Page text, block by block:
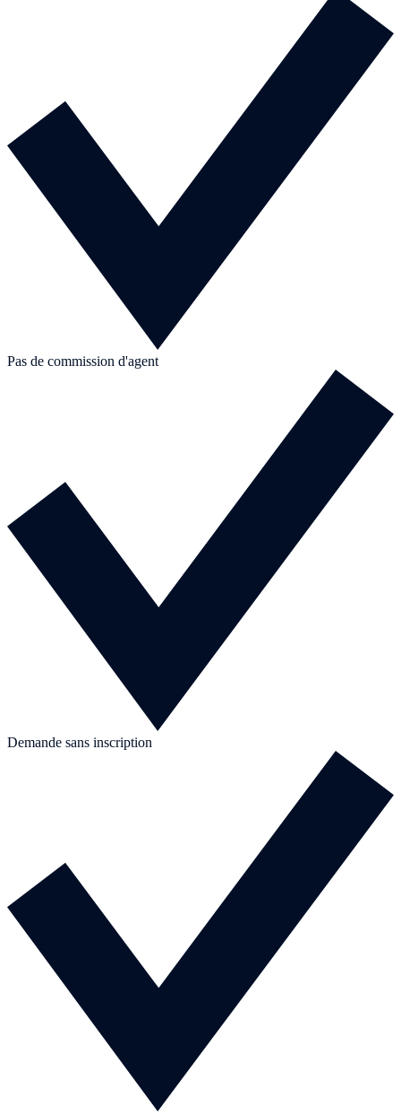
Pas de commission d'agent
Demande sans inscription